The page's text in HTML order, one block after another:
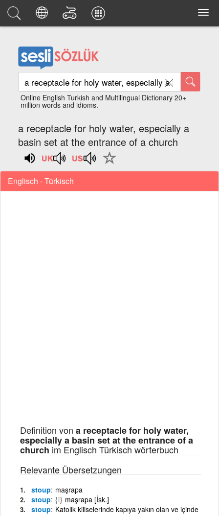
Online English Turkish and Multilingual Dictionary 20+
million words and idioms.
a receptacle for holy water, especially a
basin set at the entrance of a church
Englisch - Türkisch
Definition von a receptacle for holy water,
especially a basin set at the entrance of a
church im Englisch Türkisch wörterbuch
Relevante Übersetzungen
stoup maşrapa
stoup {i} maşrapa [İsk.]
stoup Katolik kiliselerinde kapıya yakın olan ve içinde